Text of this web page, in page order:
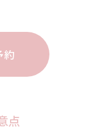
点